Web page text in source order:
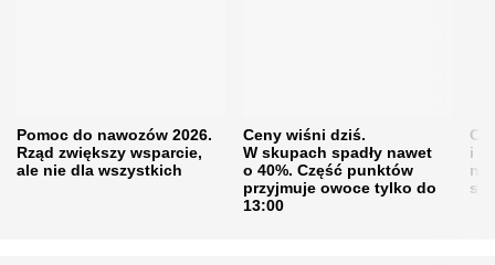
Pomoc do nawozów 2026.
Rząd zwiększy wsparcie,
ale nie dla wszystkich
Ceny wiśni dziś.
W skupach spadły nawet
o 40%. Część punktów
przyjmuje owoce tylko do
13:00
i